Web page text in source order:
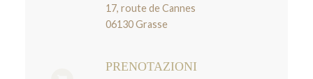
17, route de Cannes
06130 Grasse
PRENOTAZIONI